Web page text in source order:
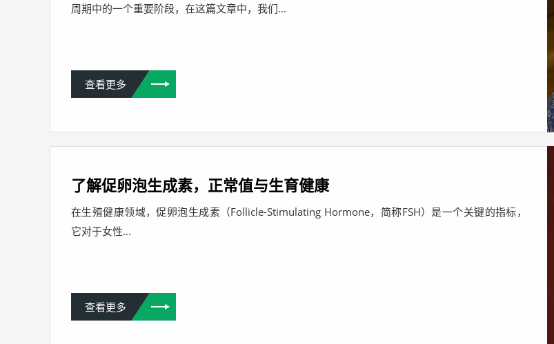
周期中的一个重要阶段，在这篇文章中，我们...
查看更多
了解促卵泡生成素，正常值与生育健康
在生殖健康领域，促卵泡生成素（Follicle-Stimulating Hormone，简称FSH）是一个关键的指标，
它对于女性...
查看更多